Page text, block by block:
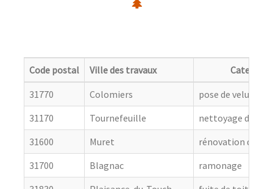
Code postal Ville des travaux
Categorie
31770
Colomiers
pose de velux
31170
Tournefeuille
nettoyage de
31600
Muret
rénovation de
31700
Blagnac
ramonage